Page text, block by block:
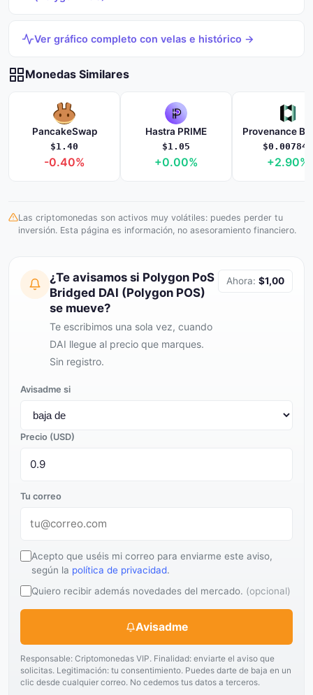
Ver gráfico completo con velas e histórico →
Monedas Similares
PancakeSwap
$1.40
-0.40%
Hastra PRIME
$1.05
+0.00%
$0.007842
+2.90%
Las criptomonedas son activos muy volátiles: puedes perder tu
inversión. Esta página es información, no asesoramiento financiero.
¿Te avisamos si Polygon PoS
Bridged DAI (Polygon POS)
se mueve?
Te escribimos una sola vez, cuando
DAI llegue al precio que marques.
Sin registro.
Ahora: $1,00
Avisadme si
Precio (USD)
Tu correo
Acepto que uséis mi correo para enviarme este aviso,
según la política de privacidad.
Quiero recibir además novedades del mercado. (opcional)
Avisadme
Responsable: Criptomonedas VIP. Finalidad: enviarte el aviso que
solicitas. Legitimación: tu consentimiento. Puedes darte de baja en un
clic desde cualquier correo. No cedemos tus datos a terceros.